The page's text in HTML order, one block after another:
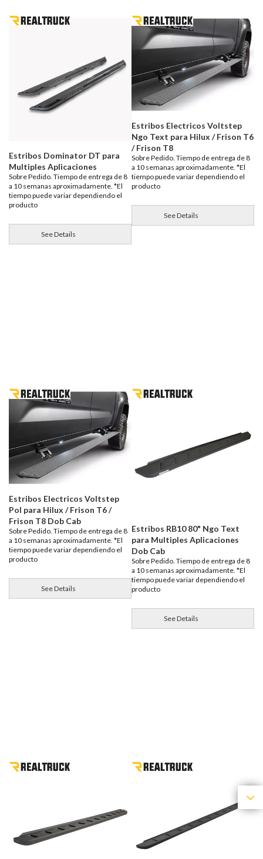
Estribos Dominator DT para
Multiples Aplicaciones
Sobre Pedido. Tiempo de entrega de 8
a 10 semanas aproximadamente. *El
tiempo puede variar dependiendo el
producto
See Details
Estribos Electricos Voltstep
Ngo Text para Hilux / Frison T6
/ Frison T8
Sobre Pedido. Tiempo de entrega de 8
a 10 semanas aproximadamente. *El
tiempo puede variar dependiendo el
producto
See Details
Estribos Electricos Voltstep
Pol para Hilux / Frison T6 /
Frison T8 Dob Cab
Sobre Pedido. Tiempo de entrega de 8
a 10 semanas aproximadamente. *El
tiempo puede variar dependiendo el
producto
See Details
Estribos RB10 80" Ngo Text
para Multiples Aplicaciones
Dob Cab
Sobre Pedido. Tiempo de entrega de 8
a 10 semanas aproximadamente. *El
tiempo puede variar dependiendo el
producto
See Details